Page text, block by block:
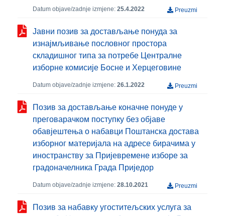
Datum objave/zadnje izmjene: 25.4.2022 Preuzmi
Јавни позив за достављање понуда за
изнајмљивање пословног простора
складишног типа за потребе Централне
изборне комисије Босне и Херцеговине
Datum objave/zadnje izmjene: 26.1.2022 Preuzmi
Позив за достављање коначне понуде у
преговарачком поступку без објаве
обавјештења о набавци Поштанска достава
изборног материјала на адресе бирачима у
иностранству за Пријевремене изборе за
градоначелника Града Приједор
Datum objave/zadnje izmjene: 28.10.2021 Preuzmi
Позив за набавку угоститељских услуга за